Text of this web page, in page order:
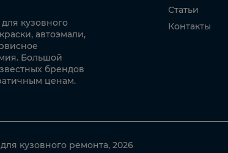
кузовного
автоэмали,
Большой
брендов
ценам.
Статьи
Контакты
кузовного ремонта, 2026